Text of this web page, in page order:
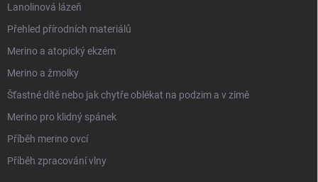
Lanolinová lázeň
Přehled přírodních materiálů
Merino a atopický ekzém
Merino a žmolky
Šťastné dítě nebo jak chytře oblékat na podzim a v zimě
Merino pro klidný spánek
Příběh merino ovcí
Příběh zpracování vlny